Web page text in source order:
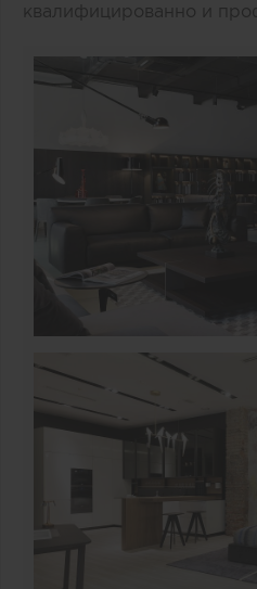
квалифицированно и